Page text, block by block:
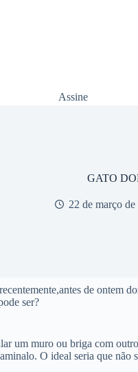
Assine
GATO
22 de março de
de ontem
ser?
um muro ou briga com
O ideal seria que não